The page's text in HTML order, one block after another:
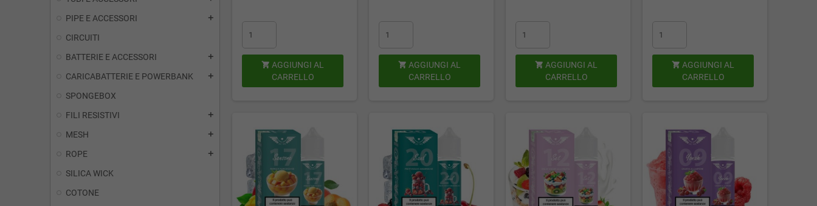
PIPE E ACCESSORI add
CIRCUITI
BATTERIE E ACCESSORI
add
CARICABATTERIE E POWERBANK add
SPONGEBOX
FILI RESISTIVI
add
MESH add
ROPE add
SILICA WICK
COTONE
 AGGIUNGI AL
CARRELLO
 AGGIUNGI AL
CARRELLO
 AGGIUNGI AL
CARRELLO
 AGGIUNGI AL
CARRELLO